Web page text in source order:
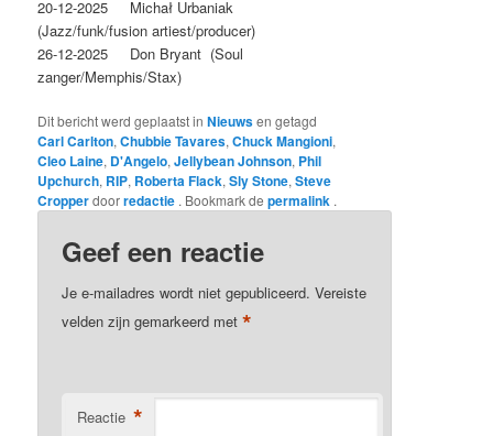
20-12-2025 Michał Urbaniak
(Jazz/funk/fusion artiest/producer)
26-12-2025 Don Bryant (Soul
zanger/Memphis/Stax)
Dit bericht werd geplaatst inNieuwsen getagd
Carl Carlton,Chubbie Tavares,Chuck Mangioni,
Cleo Laine, D'Angelo,Jellybean Johnson, Phil
Upchurch, RIP, Roberta Flack,Sly Stone,Steve
Cropperdoorredactie . Bookmark depermalink .
Geef een reactie
Je e-mailadres wordt niet gepubliceerd. Vereiste
velden zijn gemarkeerd met*
Reactie *